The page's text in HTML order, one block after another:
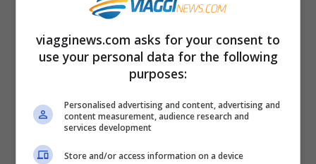
Grammophon(maJazz o Lafayette
2 –Italia: sono vietati i nomi geografici,
Italia, Europa, America e Asia
Torino l’anagrafe ha rifiutato il nome
Andrea per una bambina, così come non
ha trovato accoglimento la domanda di un
viagginews.com asks for your consent to
use your personal data for the following
purposes:
Personalised advertising and content, advertising and
content measurement, audience research and
services development
Store and/or access information on a device